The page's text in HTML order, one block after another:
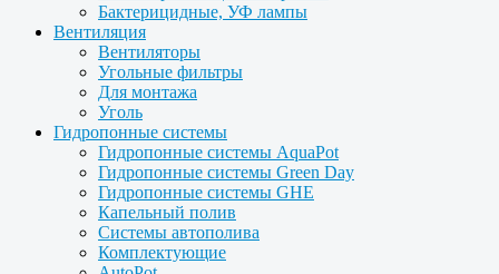
Бактерицидные, УФ лампы
Вентиляция
Вентиляторы
Угольные фильтры
Для монтажа
Уголь
Гидропонные системы
Гидропонные системы AquaPot
Гидропонные системы Green Day
Гидропонные системы GHE
Капельный полив
Системы автополива
Комплектующие